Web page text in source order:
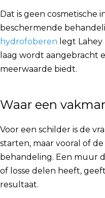
Dat is geen cosmetische
beschermende
hydrofoberen legt
laag wordt aangebracht
meerwaarde biedt.
Waar een
Voor een schilder is de
starten, maar vooral of
behandeling. Een muur
of losse delen heeft,
resultaat.